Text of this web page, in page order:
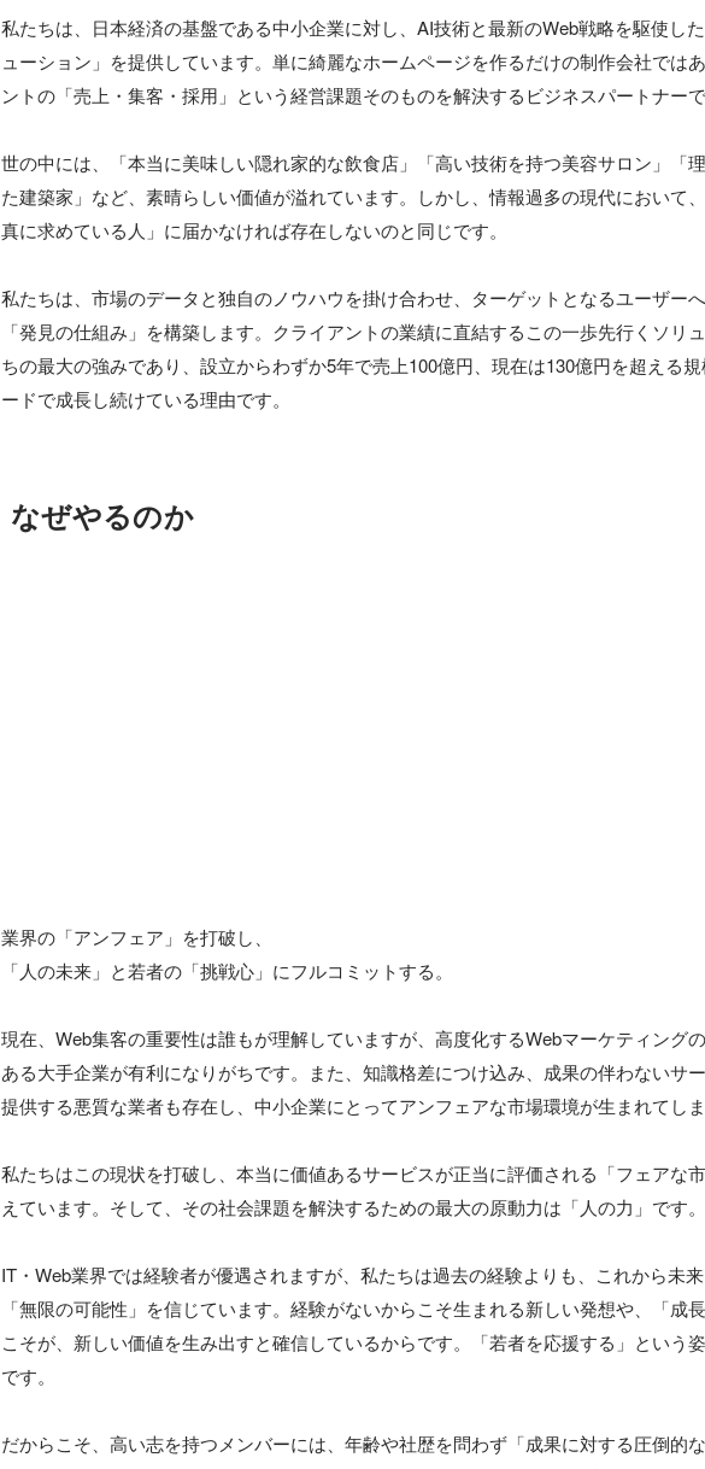
私たちは、日本経済の基盤である中小企業に対し、AI技術と最新のWeb戦略を駆使し
ューション」を提供しています。単に綺麗なホームページを作るだけの制作会社では
ントの「売上・集客・採用」という経営課題そのものを解決するビジネスパートナーで
世の中には、「本当に美味しい隠れ家的な飲食店」「高い技術を持つ美容サロン」「
た建築家」など、素晴らしい価値が溢れています。しかし、情報過多の現代において
真に求めている人」に届かなければ存在しないのと同じです。
私たちは、市場のデータと独自のノウハウを掛け合わせ、ターゲットとなるユーザー
「発見の仕組み」を構築します。クライアントの業績に直結するこの一歩先行くソリ
ちの最大の強みであり、設立からわずか5年で売上100億円、現在は130億円を超える
ードで成長し続けている理由です。
なぜやるのか
業界の「アンフェア」を打破し、
「人の未来」と若者の「挑戦心」にフルコミットする。
現在、Web集客の重要性は誰もが理解していますが、高度化するWebマーケティング
ある大手企業が有利になりがちです。また、知識格差につけ込み、成果の伴わないサ
提供する悪質な業者も存在し、中小企業にとってアンフェアな市場環境が生まれてしま
私たちはこの現状を打破し、本当に価値あるサービスが正当に評価される「フェアな
えています。そして、その社会課題を解決するための最大の原動力は「人の力」です。
IT・Web業界では経験者が優遇されますが、私たちは過去の経験よりも、これから未
「無限の可能性」を信じています。経験がないからこそ生まれる新しい発想や、「成
こそが、新しい価値を生み出すと確信しているからです。「若者を応援する」という
です。
だからこそ、高い志を持つメンバーには、年齢や社歴を問わず「成果に対する圧倒的